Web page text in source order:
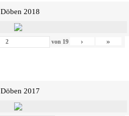
Döben 2018
von 19 › »
Döben 2017